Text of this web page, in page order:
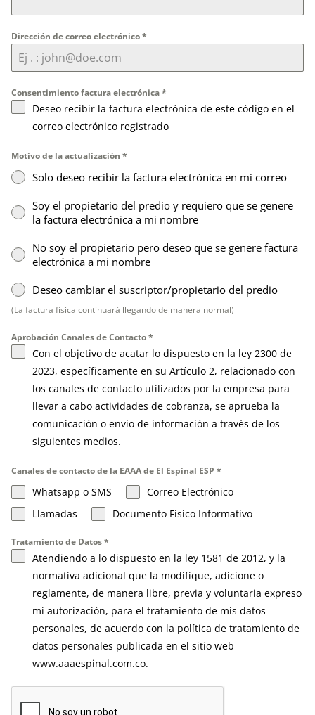
Dirección de correo electrónico*
Consentimiento factura electrónica*
Deseo recibir la factura electrónica de este código en el
correo electrónico registrado
Motivo de la actualización *
Solo deseo recibir la factura electrónica en mi correo
Soy el propietario del predio y requiero que se genere
la factura electrónica a mi nombre
No soy el propietario pero deseo que se genere factura
electrónica a mi nombre
Deseo cambiar el suscriptor/propietario del predio
(La factura física continuará llegando de manera normal)
Aprobación Canales de Contacto*
Con el objetivo de acatar lo dispuesto en la ley 2300 de
2023, específicamente en su Artículo 2, relacionado con
los canales de contacto utilizados por la empresa para
llevar a cabo actividades de cobranza, se aprueba la
comunicación o envío de información a través de los
siguientes medios.
Canales de contacto de la EAAA de El Espinal ESP *
Whatsapp o SMS
Correo Electrónico
Llamadas
Documento Fisico Informativo
Tratamiento de Datos*
Atendiendo a lo dispuesto en la ley 1581 de 2012, y la
normativa adicional que la modifique, adicione o
reglamente, de manera libre, previa y voluntaria expreso
mi autorización, para el tratamiento de mis datos
personales, de acuerdo con la política de tratamiento de
datos personales publicada en el sitio web
www.aaaespinal.com.co.